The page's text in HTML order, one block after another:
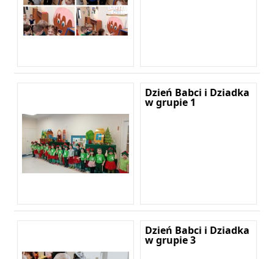
Dzień Babci i Dziadka
w grupie 1
Dzień Babci i Dziadka
w grupie 3